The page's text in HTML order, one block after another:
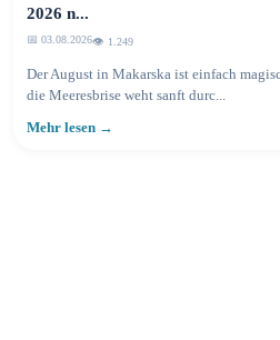
2026 n...
📅 03.08.2026👁️ 1.249
Der August in Makarska ist einfach
die Meeresbrise weht sanft durc...
Mehr lesen →